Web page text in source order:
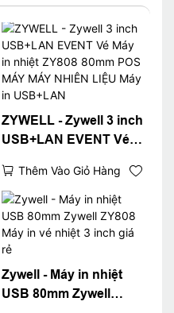
ZYWELL - Zywell 3 inch
USB+LAN EVENT Vé
80mm POS MÁY MÁY
NHIÊN LIỆU Máy in
USB+LAN
Thêm Vào Giỏ Hàng
Zywell - Máy in nhiệt
USB 80mm Zywell